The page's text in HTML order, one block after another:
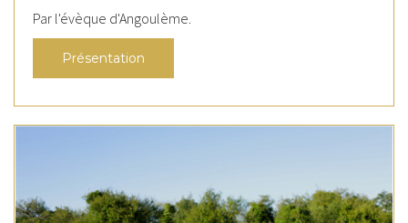
Par l'évèque d'Angoulème.
Présentation